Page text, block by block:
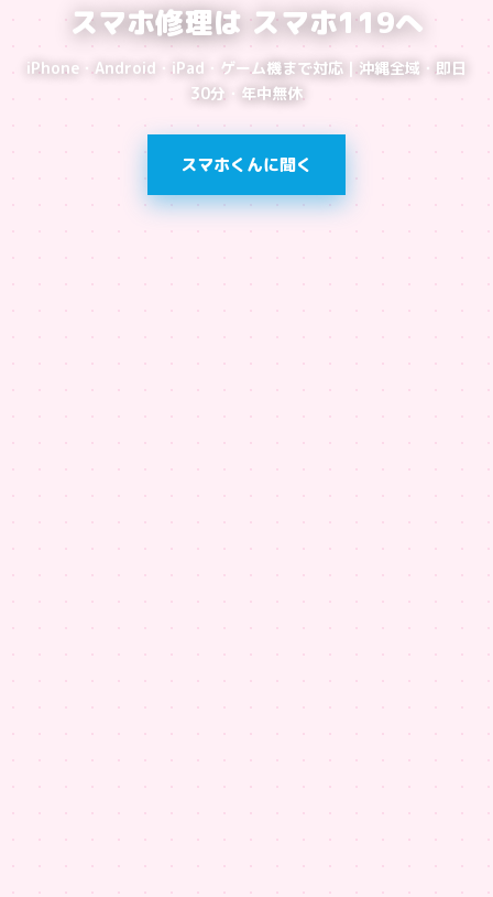
スマホ修理は スマホ119へ
iPhone・Android・iPad・ゲーム機まで対応｜沖縄全域・即日
30分・年中無休
スマホくんに聞く